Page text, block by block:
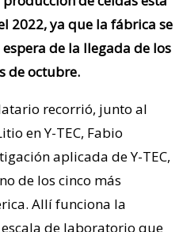
2022, ya que la fábrica se
de la llegada de los
de octubre.
recorrió, junto al
en Y-TEC, Fabio
aplicada de Y-TEC,
de los cinco más
Allí funciona la
de laboratorio que